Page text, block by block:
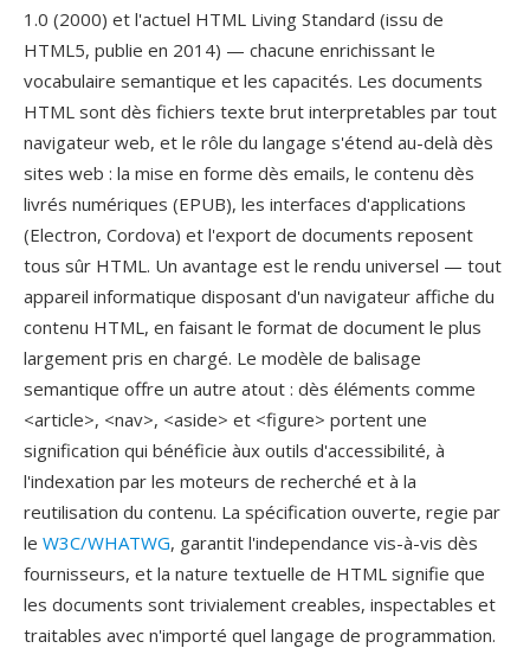
1.0 (2000) et l'actuel HTML Living Standard (issu de
HTML5, publie en 2014) — chacune enrichissant le
vocabulaire semantique et les capacités. Les documents
HTML sont dès fichiers texte brut interpretables par tout
navigateur web, et le rôle du langage s'étend au-delà dès
sites web : la mise en forme dès emails, le contenu dès
livrés numériques (EPUB), les interfaces d'applications
(Electron, Cordova) et l'export de documents reposent
tous sûr HTML. Un avantage est le rendu universel — tout
appareil informatique disposant d'un navigateur affiche du
contenu HTML, en faisant le format de document le plus
largement pris en chargé. Le modèle de balisage
semantique offre un autre atout : dès éléments comme
<article>, <nav>, <aside> et <figure> portent une
signification qui bénéficie àux outils d'accessibilité, à
l'indexation par les moteurs de recherché et à la
reutilisation du contenu. La spécification ouverte, regie par
le W3C/WHATWG, garantit l'independance vis-à-vis dès
fournisseurs, et la nature textuelle de HTML signifie que
les documents sont trivialement creables, inspectables et
traitables avec n'importé quel langage de programmation.